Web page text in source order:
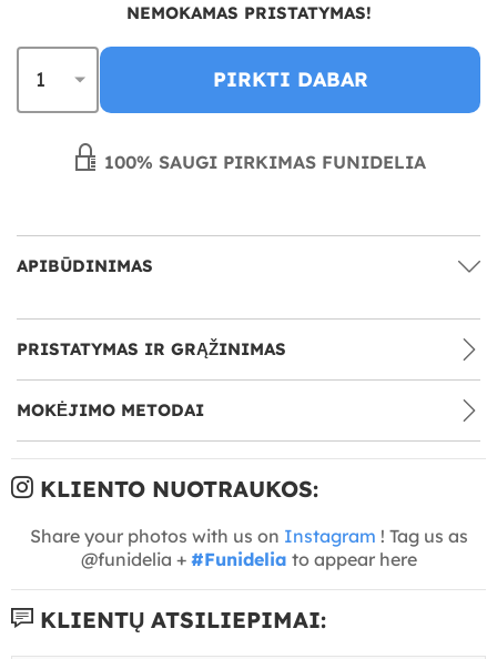
NEMOKAMAS PRISTATYMAS!
PIRKTI DABAR
100% SAUGI PIRKIMAS FUNIDELIA
APIBŪDINIMAS
PRISTATYMAS IR GRĄŽINIMAS
MOKĖJIMO METODAI
KLIENTO NUOTRAUKOS:
Share your photos with us on Instagram ! Tag us as
@funidelia + #Funidelia to appear here
KLIENTŲ ATSILIEPIMAI: